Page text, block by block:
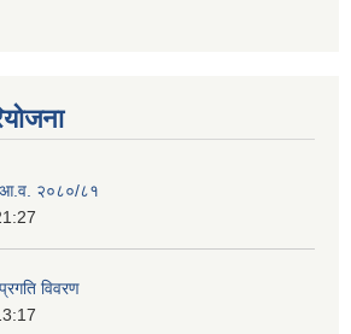
आ.व. २०८०/८१
विवरण